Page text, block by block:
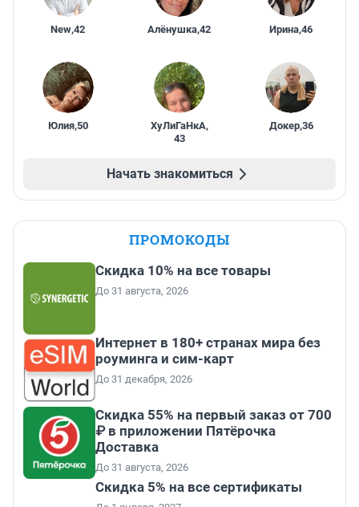
New,42 Алёнушка,42 Ирина,46
Юлия,50 ХуЛиГаНкА,
43
Докер,36
Начать знакомиться
ПРОМОКОДЫ
Скидка 10% на все товары
До 31 августа, 2026
Интернет в 180+ странах мира без
роуминга и сим-карт
До 31 декабря, 2026
Скидка 55% на первый заказ от 700
₽ в приложении Пятёрочка
Доставка
До 31 августа, 2026
Скидка 5% на все сертификаты